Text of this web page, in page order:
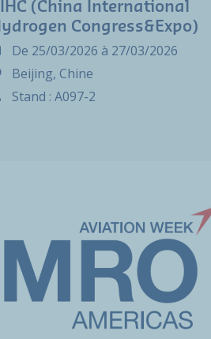
(China International
Congress&Expo)
De 25/03/2026 à 27/03/2026
Beijing, Chine
Stand : A097-2